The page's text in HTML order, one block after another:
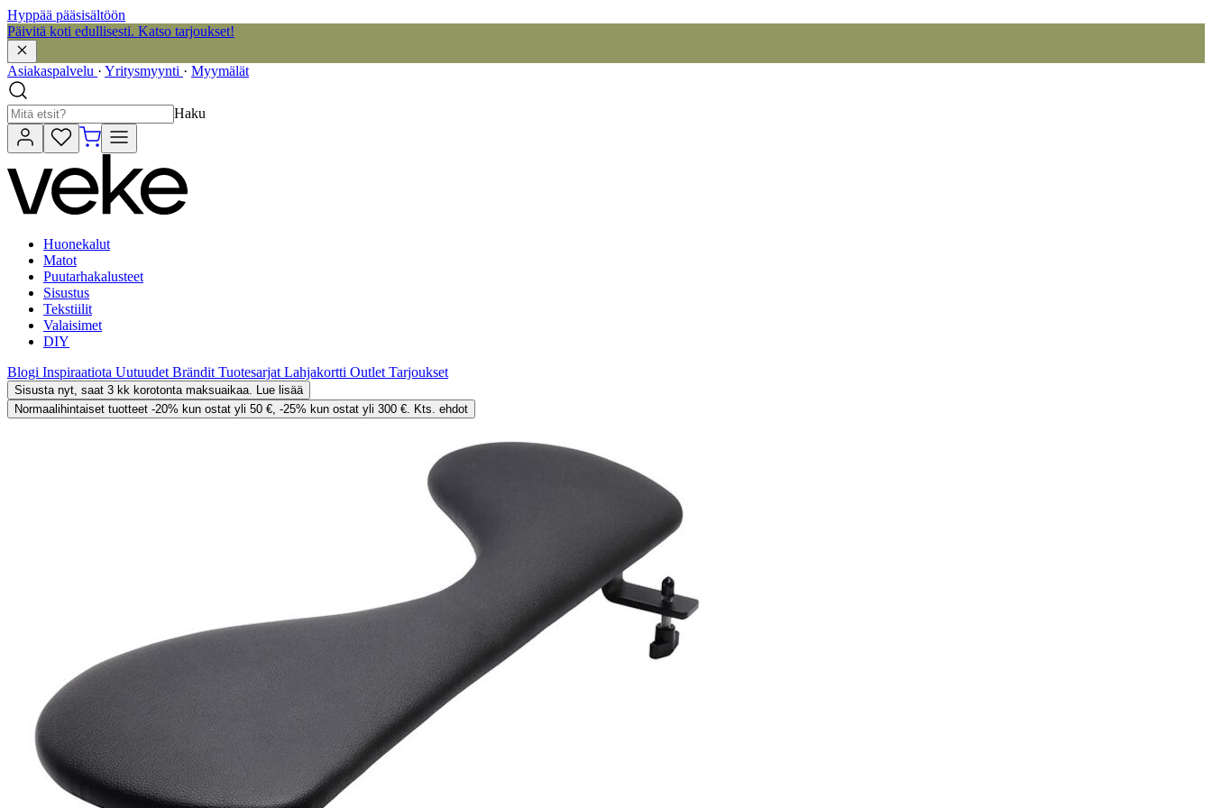
Hyppää pääsisältöön
Päivitä koti edullisesti. Katso tarjoukset!
Asiakaspalvelu · Yritysmyynti · Myymälät
Haku
Huonekalut
Matot
Puutarhakalusteet
Sisustus
Tekstiilit
Valaisimet
DIY
Blogi Inspiraatiota Uutuudet Brändit Tuotesarjat Lahjakortti Outlet Tarjoukset
Sisusta nyt, saat 3 kk korotonta maksuaikaa. Lue lisää
Normaalihintaiset tuotteet -20% kun ostat yli 50 €, -25% kun ostat yli 300 €. Kts. ehdot